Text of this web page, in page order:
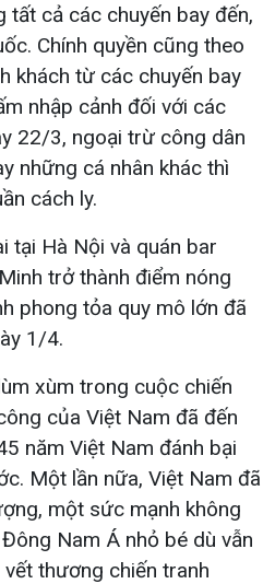
tất cả các chuyến bay đến,
Chính quyền cũng theo
khách từ các chuyến bay
nhập cảnh đối với các
22/3, ngoại trừ công dân
những cá nhân khác thì
cách ly.
tại Hà Nội và quán bar
trở thành điểm nóng
phong tỏa quy mô lớn đã
1/4.
xùm trong cuộc chiến
của Việt Nam đã đến
năm Việt Nam đánh bại
Một lần nữa, Việt Nam đã
một sức mạnh không
Nam Á nhỏ bé dù vẫn
thương chiến tranh